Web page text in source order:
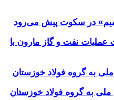
در سکوت پیش می‌رود
نفت و گاز مارون با
به گروه فولاد خوزستان
به گروه فولاد خوزستان